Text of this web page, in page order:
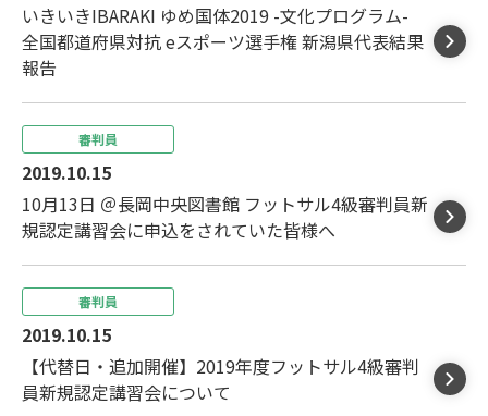
いきいきIBARAKI ゆめ国体2019 -文化プログラム-
全国都道府県対抗 eスポーツ選手権 新潟県代表結果
報告
審判員
2019.10.15
10月13日 ＠長岡中央図書館 フットサル4級審判員新
規認定講習会に申込をされていた皆様へ
審判員
2019.10.15
【代替日・追加開催】2019年度フットサル4級審判
員新規認定講習会について